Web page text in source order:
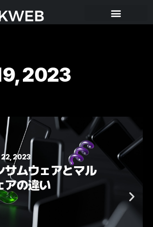
2023
2023
サムウェアとマル
アの違い